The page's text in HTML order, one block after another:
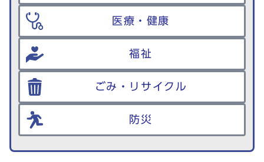
医療・健康
福祉
ごみ・リサイクル
防災